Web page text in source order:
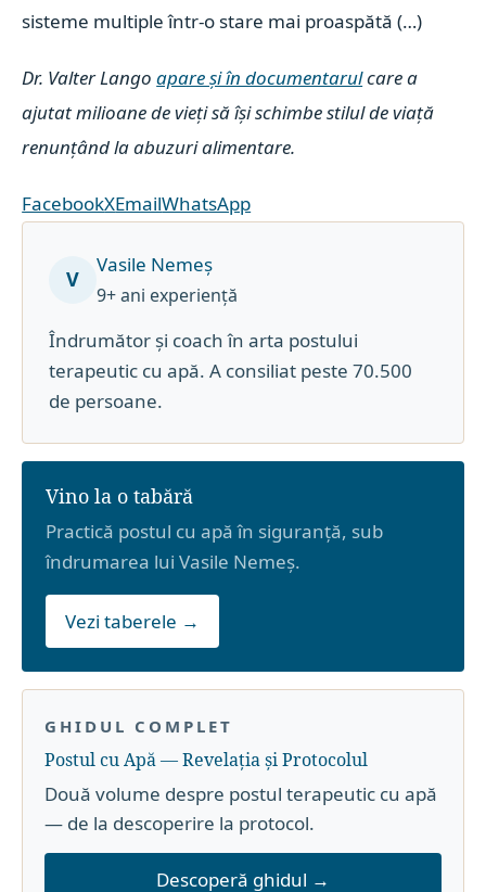
sisteme multiple într-o stare mai proaspătă (…)
Dr. Valter Langoapare și în documentarulcare a
ajutat milioane de vieți să își schimbe stilul de viață
renunțând la abuzuri alimentare.
FacebookXEmailWhatsApp
V
Vasile Nemeș
9+ ani experiență
Îndrumător și coach în arta postului
terapeutic cu apă. A consiliat peste 70.500
de persoane.
Vino la o tabără
Practică postul cu apă în siguranță, sub
îndrumarea lui Vasile Nemeș.
Vezi taberele →
GHIDUL COMPLET
Postul cu Apă — Revelația și Protocolul
Două volume despre postul terapeutic cu apă
— de la descoperire la protocol.
Descoperă ghidul →